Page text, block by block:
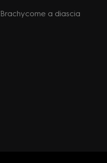
Brachycome a diascia